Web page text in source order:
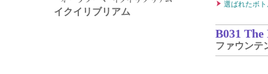
イクイリブリアム
選ばれたボ
B031
ファウンテ